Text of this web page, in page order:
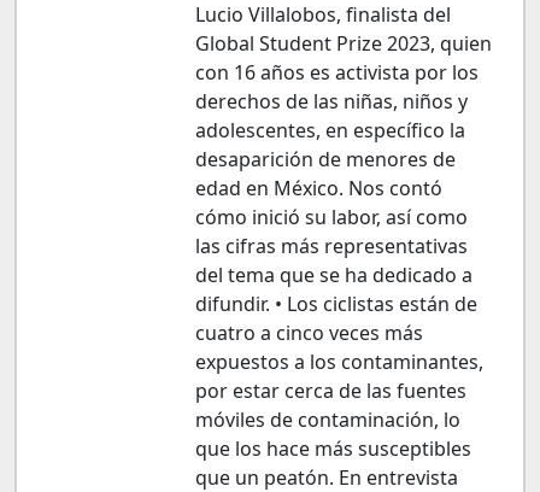
Lucio Villalobos, finalista del
Global Student Prize 2023, quien
con 16 años es activista por los
derechos de las niñas, niños y
adolescentes, en específico la
desaparición de menores de
edad en México. Nos contó
cómo inició su labor, así como
las cifras más representativas
del tema que se ha dedicado a
difundir. • Los ciclistas están de
cuatro a cinco veces más
expuestos a los contaminantes,
por estar cerca de las fuentes
móviles de contaminación, lo
que los hace más susceptibles
que un peatón. En entrevista